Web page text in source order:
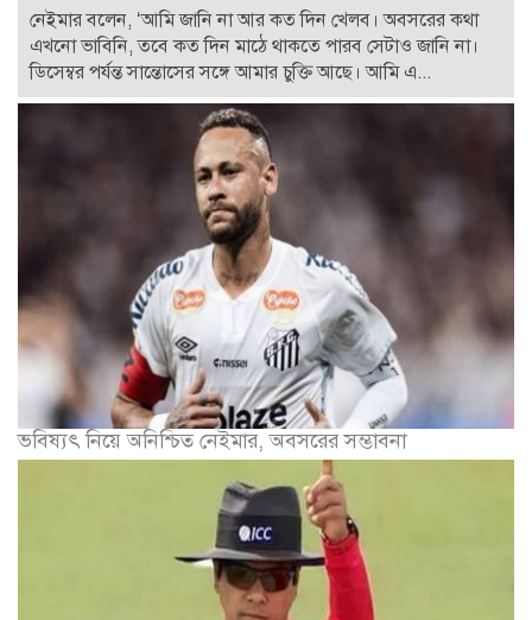
নেইমার বলেন, ‘আমি জানি না আর কত দিন খেলব। অবসরের কথা
এখনো ভাবিনি, তবে কত দিন মাঠে থাকতে পারব সেটাও জানি না।
ডিসেম্বর পর্যন্ত সান্তোসের সঙ্গে আমার চুক্তি আছে। আমি এ...
ভবিষ্যৎ নিয়ে অনিশ্চিত নেইমার, অবসরের সম্ভাবনা